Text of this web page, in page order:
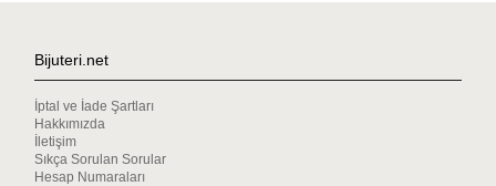
Bijuteri.net
İptal ve İade Şartları
Hakkımızda
İletişim
Sıkça Sorulan Sorular
Hesap Numaraları